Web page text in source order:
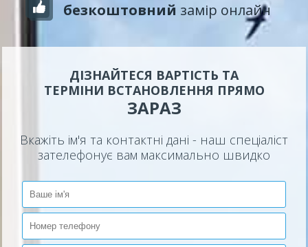
безкоштовний замір онлайн
ДІЗНАЙТЕСЯ ВАРТІСТЬ ТА
ТЕРМІНИ ВСТАНОВЛЕННЯ ПРЯМО
ЗАРАЗ
Вкажіть ім'я та контактні дані - наш спеціаліст
зателефонує вам максимально швидко